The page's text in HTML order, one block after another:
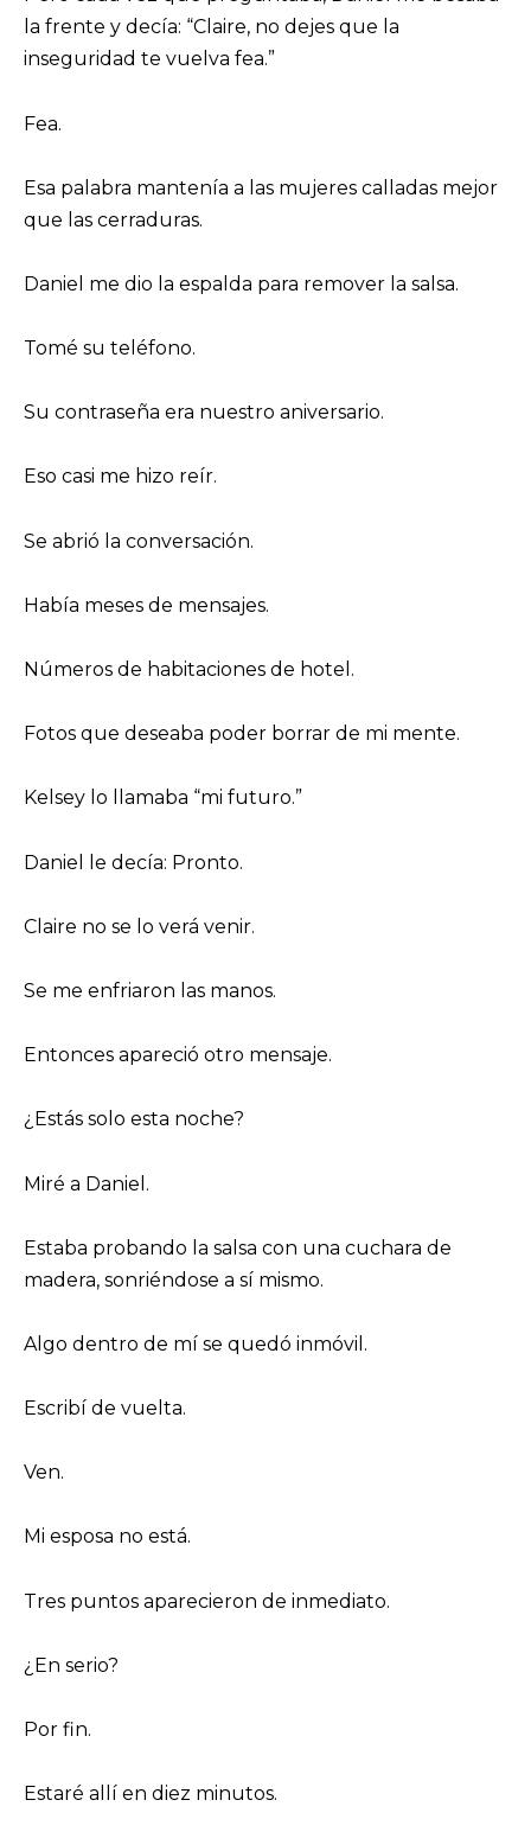
la frente y decía: “Claire, no dejes que la
inseguridad te vuelva fea.”
Fea.
Esa palabra mantenía a las mujeres calladas mejor
que las cerraduras.
Daniel me dio la espalda para remover la salsa.
Tomé su teléfono.
Su contraseña era nuestro aniversario.
Eso casi me hizo reír.
Se abrió la conversación.
Había meses de mensajes.
Números de habitaciones de hotel.
Fotos que deseaba poder borrar de mi mente.
Kelsey lo llamaba “mi futuro.”
Daniel le decía: Pronto.
Claire no se lo verá venir.
Se me enfriaron las manos.
Entonces apareció otro mensaje.
¿Estás solo esta noche?
Miré a Daniel.
Estaba probando la salsa con una cuchara de
madera, sonriéndose a sí mismo.
Algo dentro de mí se quedó inmóvil.
Escribí de vuelta.
Ven.
Mi esposa no está.
Tres puntos aparecieron de inmediato.
¿En serio?
Por fin.
Estaré allí en diez minutos.